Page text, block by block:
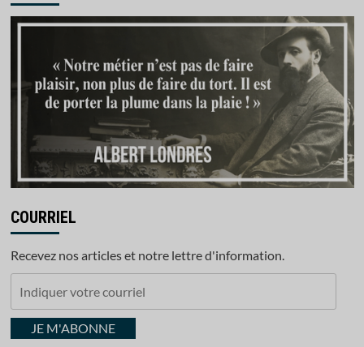
COURRIEL
Recevez nos articles et notre lettre d'information.
courrielJE M'ABONNE